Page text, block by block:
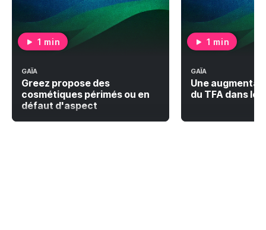
1 min
GAÏA
Greez propose des
cosmétiques périmés ou en
défaut d'aspect
1 min
GAÏA
Une
du TFA dans le